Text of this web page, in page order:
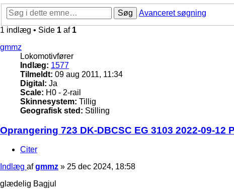
Søg
Avanceret søgning
1 indlæg • Side 1 af 1
gmmz
Lokomotivfører
Indlæg: 1577
Tilmeldt: 09 aug 2011, 11:34
Digital: Ja
Scale: H0 - 2-rail
Skinnesystem: Tillig
Geografisk sted: Stilling
Oprangering 723 DK-DBCSC EG 3103 2022-09-12
Citer
Indlæg afgmmz » 25 dec 2024, 18:58
glædelig Bagjul